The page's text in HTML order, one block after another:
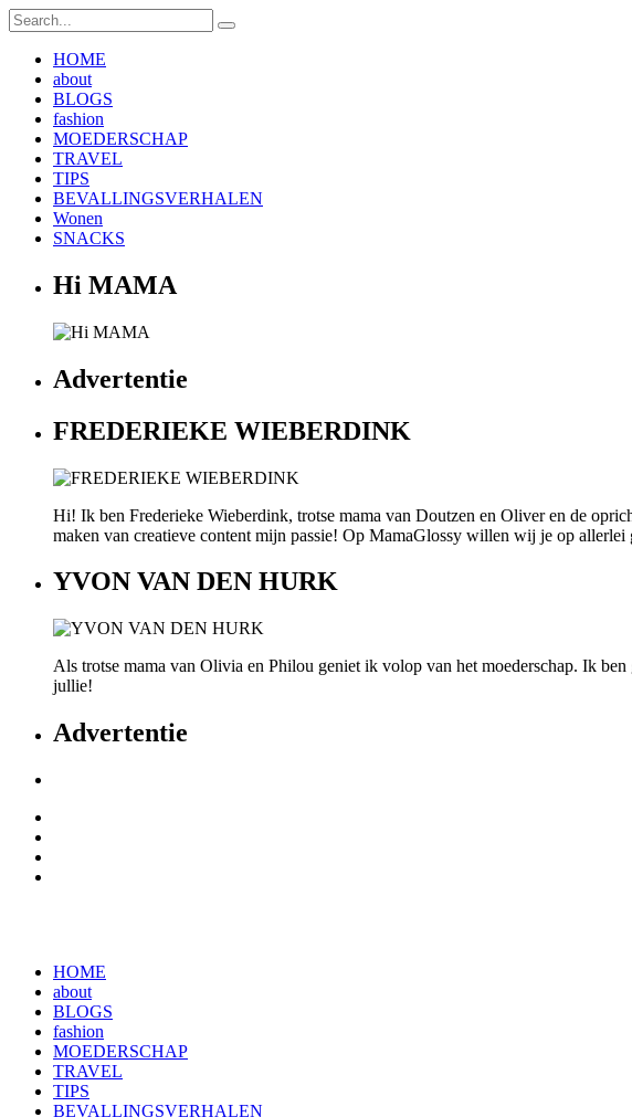
HOME
about
BLOGS
fashion
MOEDERSCHAP
TRAVEL
TIPS
BEVALLINGSVERHALEN
Wonen
SNACKS
Hi MAMA
Advertentie
FREDERIEKE WIEBERDINK
Hi! Ik ben Frederieke Wieberdink, trotse mama van Doutzen en Oliver en de
maken van creatieve content mijn passie! Op MamaGlossy willen wij je op
YVON VAN DEN HURK
Als trotse mama van Olivia en Philou geniet ik volop van het moederschap. Ik
jullie!
Advertentie
HOME
about
BLOGS
fashion
MOEDERSCHAP
TRAVEL
TIPS
BEVALLINGSVERHALEN